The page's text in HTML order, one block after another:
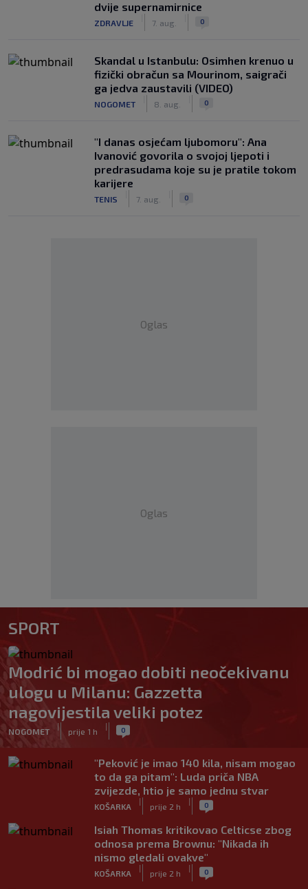
dvije supernamirnice
ZDRAVLJE 7. aug. 0
Skandal u Istanbulu: Osimhen krenuo u
fizički obračun sa Mourinom, saigrači
ga jedva zaustavili (VIDEO)
NOGOMET 8. aug. 0
"I danas osjećam ljubomoru": Ana
Ivanović govorila o svojoj ljepoti i
predrasudama koje su je pratile tokom
karijere
TENIS 7. aug. 0
Oglas
Oglas
SPORT
Modrić bi mogao dobiti neočekivanu
ulogu u Milanu: Gazzetta
nagovijestila veliki potez
NOGOMET
|
prije 1 h
| 0
"Peković je imao 140 kila, nisam mogao
to da ga pitam": Luda priča NBA
zvijezde, htio je samo jednu stvar
KOŠARKA
|
prije 2 h
| 0
Isiah Thomas kritikovao Celticse zbog
odnosa prema Brownu: "Nikada ih
nismo gledali ovakve"
KOŠARKA
|
prije 2 h
| 0